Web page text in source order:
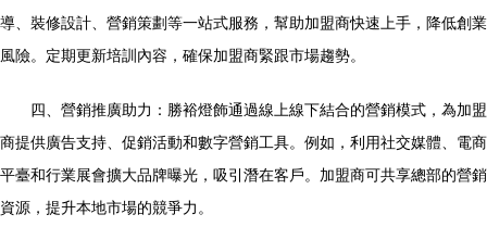
導、裝修設計、營銷策劃等一站式服務，幫助加盟商快速上手，降低創業
風險。定期更新培訓內容，確保加盟商緊跟市場趨勢。
四、營銷推廣助力：勝裕燈飾通過線上線下結合的營銷模式，為加盟
商提供廣告支持、促銷活動和數字營銷工具。例如，利用社交媒體、電商
平臺和行業展會擴大品牌曝光，吸引潛在客戶。加盟商可共享總部的營銷
資源，提升本地市場的競爭力。